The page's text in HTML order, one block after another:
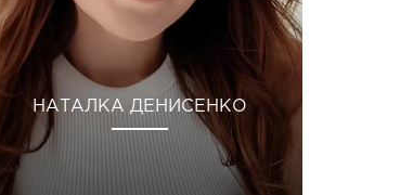
НАТАЛКА ДЕНИСЕНКО